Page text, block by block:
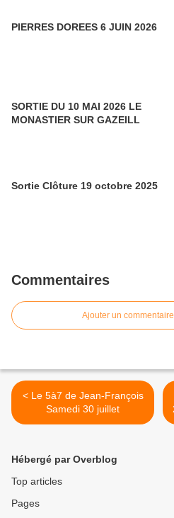
PIERRES DOREES 6 JUIN 2026
SORTIE DU 10 MAI 2026 LE
MONASTIER SUR GAZEILL
Sortie Clôture 19 octobre 2025
Commentaires
Ajouter un commentaire
< Le 5à7 de Jean-François
Samedi 30 juillet
Hébergé par Overblog
Top articles
Pages